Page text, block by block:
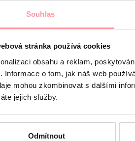
Souhlas
stránka používá cookies
obsahu a reklam,
Informace o tom, jak náš web
mohou zkombinovat s dalšími
jejich služby.
Odmítnout
je maksimalno diskretna, ne
i odvija se putem SSL
Obrazac se ne može
koordinatoricu